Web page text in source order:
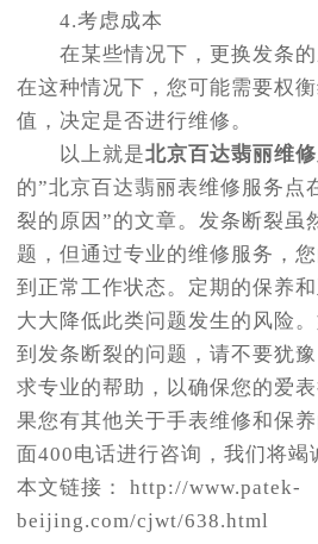
4.考虑成本
在某些情况下，更换发条的
在这种情况下，您可能需要权
值，决定是否进行维修。
以上就是北京百达翡丽维
的”北京百达翡丽表维修服务点
裂的原因”的文章。发条断裂虽
题，但通过专业的维修服务，
到正常工作状态。定期的保养
大大降低此类问题发生的风险
到发条断裂的问题，请不要犹
求专业的帮助，以确保您的爱
果您有其他关于手表维修和保
面400电话进行咨询，我们将竭
本文链接： http://www.patek-
beijing.com/cjwt/638.html